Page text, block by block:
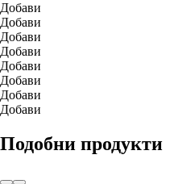
Добави
Добави
Добави
Добави
Добави
Добави
Добави
Добави
Подобни продукти